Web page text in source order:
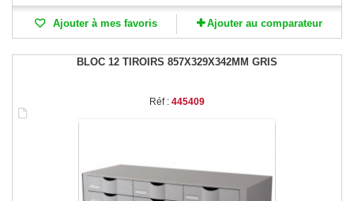
Ajouter à mes favoris Ajouter au comparateur
BLOC 12 TIROIRS 857X329X342MM GRIS
Réf : 445409